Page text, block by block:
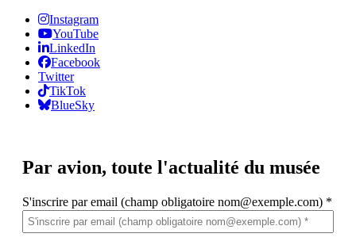
Instagram
YouTube
LinkedIn
Facebook
Twitter
TikTok
BlueSky
Par avion, toute l'actualité du musée
S'inscrire par email (champ obligatoire nom@exemple.com) *